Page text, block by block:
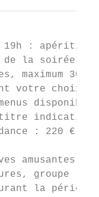
: apéritif
la soirée.
maximum 30
votre choix
titre indicatif
: 220 €
amusantes
groupe :
la période